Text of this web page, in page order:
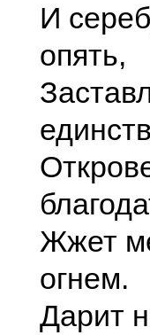
И
опять,
Жжет
огнем.
Дарит